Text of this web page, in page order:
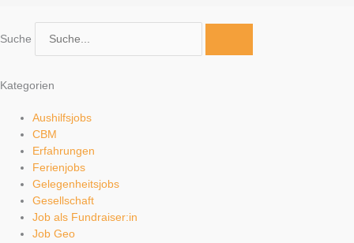
Suche
Kategorien
Aushilfsjobs
CBM
Erfahrungen
Ferienjobs
Gelegenheitsjobs
Gesellschaft
Job als Fundraiser:in
Job Geo